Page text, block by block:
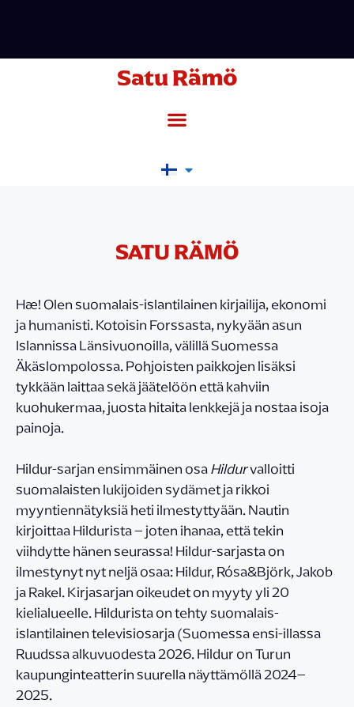
Satu Rämö
SATU RÄMÖ
Hæ! Olen suomalais-islantilainen kirjailija, ekonomi
ja humanisti. Kotoisin Forssasta, nykyään asun
Islannissa Länsivuonoilla, välillä Suomessa
Äkäslompolossa. Pohjoisten paikkojen lisäksi
tykkään laittaa sekä jäätelöön että kahviin
kuohukermaa, juosta hitaita lenkkejä ja nostaa isoja
painoja.
Hildur-sarjan ensimmäinen osaHildurvalloitti
suomalaisten lukijoiden sydämet ja rikkoi
myyntiennätyksiä heti ilmestyttyään. Nautin
kirjoittaa Hildurista – joten ihanaa, että tekin
viihdytte hänen seurassa! Hildur-sarjasta on
ilmestynyt nyt neljä osaa: Hildur, Rósa&Björk, Jakob
ja Rakel. Kirjasarjan oikeudet on myyty yli 20
kielialueelle. Hildurista on tehty suomalais-
islantilainen televisiosarja (Suomessa ensi-illassa
Ruudssa alkuvuodesta 2026. Hildur on Turun
kaupunginteatterin suurella näyttämöllä 2024–
2025.